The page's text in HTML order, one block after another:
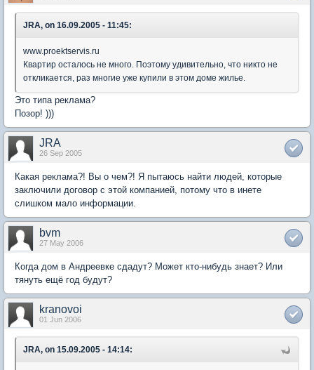
JRA, on 16.09.2005 - 11:45:
www.proektservis.ru
Квартир осталось не много. Поэтому удивительно, что никто не
откликается, раз многие уже купили в этом доме жилье.
Это типа реклама?
Позор! )))
JRA
26 Sep 2005
Какая реклама?! Вы о чем?! Я пытаюсь найти людей, которые
заключили договор с этой компанией, потому что в инете
слишком мало информации.
bvm
27 May 2006
Когда дом в Андреевке сдадут? Может кто-нибудь знает? Или
тянуть ещё год будут?
kranovoi
01 Jun 2006
JRA, on 15.09.2005 - 14:14: